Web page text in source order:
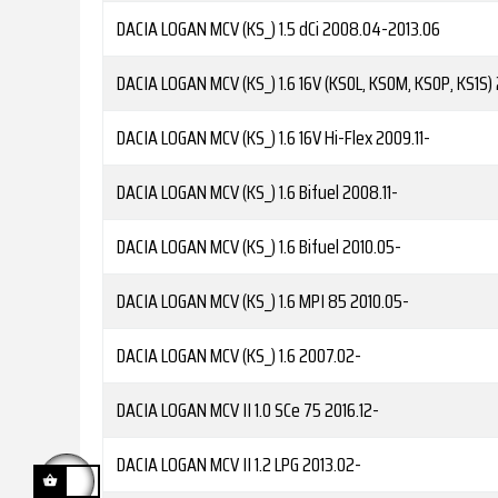
DACIALOGAN MCV (KS_) 1.5 dCi2008.04-2013.06
DACIALOGAN MCV (KS_) 1.6 16V (KS0L, KS0M, KS0P, KS1S)
DACIALOGAN MCV (KS_) 1.6 16V Hi-Flex2009.11-
DACIALOGAN MCV (KS_) 1.6 Bifuel2008.11-
DACIALOGAN MCV (KS_) 1.6 Bifuel2010.05-
DACIALOGAN MCV (KS_) 1.6 MPI 852010.05-
DACIALOGAN MCV (KS_) 1.62007.02-
DACIALOGAN MCV II 1.0 SCe 752016.12-
DACIALOGAN MCV II 1.2 LPG2013.02-